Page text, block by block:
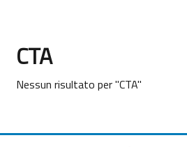
CTA
Nessun risultato per "CTA"